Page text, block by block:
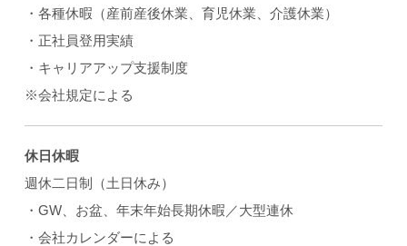
・各種休暇（産前産後休業、育児休業、介護休業）
・正社員登用実績
・キャリアアップ支援制度
※会社規定による
休日休暇
週休二日制（土日休み）
・GW、お盆、年末年始長期休暇／大型連休
・会社カレンダーによる